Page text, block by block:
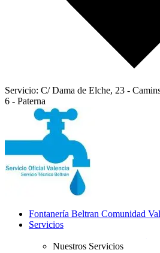
Servicio: C/ Dama de Elche, 23 -
6 - Paterna
Fontanería Beltran Comunidad
Servicios
Nuestros Servicios